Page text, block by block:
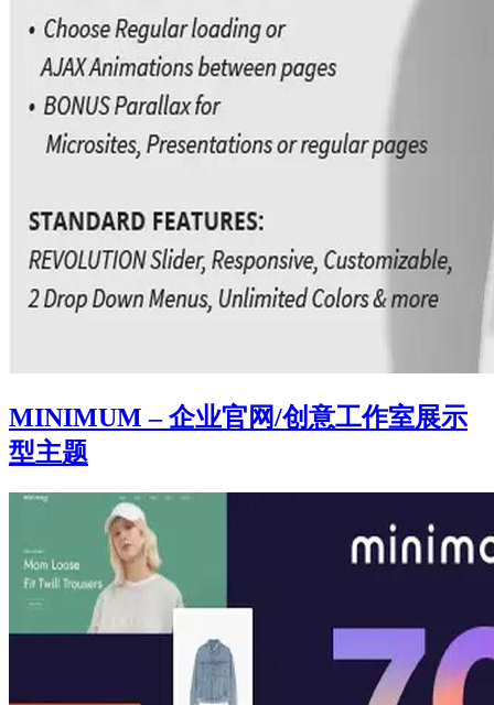
MINIMUM – 企业官网/创意工作室展示
型主题